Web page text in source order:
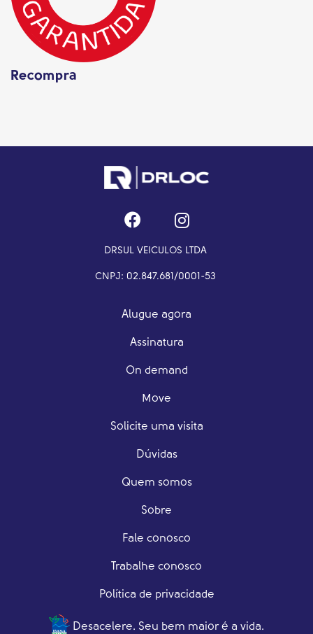
Recompra
DRSUL VEICULOS LTDA
CNPJ: 02.847.681/0001-53
Alugue agora
Assinatura
On demand
Move
Solicite uma visita
Dúvidas
Quem somos
Sobre
Fale conosco
Trabalhe conosco
Política de privacidade
Desacelere. Seu bem maior é a vida.